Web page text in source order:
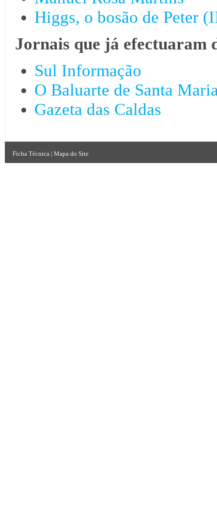
Higgs, o bosão de Peter
Jornais que já efectuaram
Sul Informação
O Baluarte de Santa
Gazeta das Caldas
Ficha Técnica | Mapa do Site